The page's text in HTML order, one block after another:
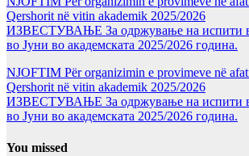
Qershorit në vitin akademik 2025/2026
ИЗВЕСТУВАЊЕ За одржување на испити
во Јуни во академската 2025/2026 година.
NJOFTIM Për organizimin e provimeve në
Qershorit në vitin akademik 2025/2026
ИЗВЕСТУВАЊЕ За одржување на испити
во Јуни во академската 2025/2026 година.
You missed